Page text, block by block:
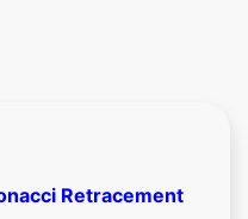
Retracement